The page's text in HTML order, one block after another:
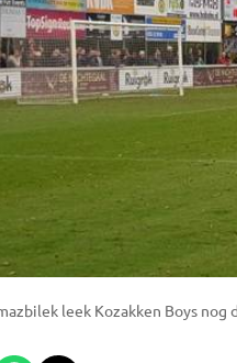
leek Kozakken Boys nog